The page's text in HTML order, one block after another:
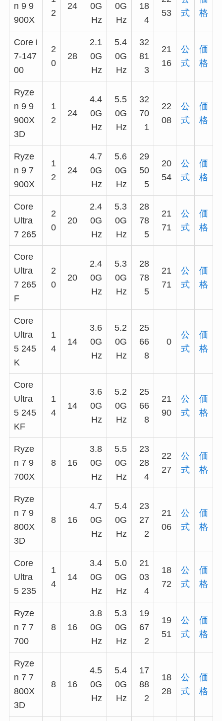
n 9 9
900X
2
24
0G
Hz
0G
Hz
18
4
53
式
格
Core i
7-147
00
2
0
28
2.1
0G
Hz
5.4
0G
Hz
32
81
3
21
16
公
式
価
格
Ryze
n 9 9
900X
3D
1
2
24
4.4
0G
Hz
5.5
0G
Hz
32
70
1
22
08
公
式
価
格
Ryze
n 9 7
900X
1
2
24
4.7
0G
Hz
5.6
0G
Hz
29
50
5
20
54
公
式
価
格
Core
Ultra
7 265
2
0
20
2.4
0G
Hz
5.3
0G
Hz
28
78
5
21
71
公
式
価
格
Core
Ultra
7 265
F
2
0
20
2.4
0G
Hz
5.3
0G
Hz
28
78
5
21
71
公
式
価
格
Core
Ultra
5 245
K
1
4
14
3.6
0G
Hz
5.2
0G
Hz
25
66
8
0
公
式
価
格
Core
Ultra
5 245
KF
1
4
14
3.6
0G
Hz
5.2
0G
Hz
25
66
8
21
90
公
式
価
格
Ryze
n 7 9
700X
8 16
3.8
0G
Hz
5.5
0G
Hz
23
28
4
22
27
公
式
価
格
Ryze
n 7 9
800X
3D
8 16
4.7
0G
Hz
5.4
0G
Hz
23
27
2
21
06
公
式
価
格
Core
Ultra
5 235
1
4
14
3.4
0G
Hz
5.0
0G
Hz
21
03
4
18
72
公
式
価
格
Ryze
n 7 7
700
8 16
3.8
0G
Hz
5.3
0G
Hz
19
67
2
19
51
公
式
価
格
Ryze
n 7 7
800X
3D
8 16
4.5
0G
Hz
5.4
0G
Hz
17
88
2
18
28
公
式
価
格